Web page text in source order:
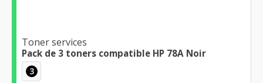
Toner services
Pack de 3 toners compatible HP 78A Noir
3